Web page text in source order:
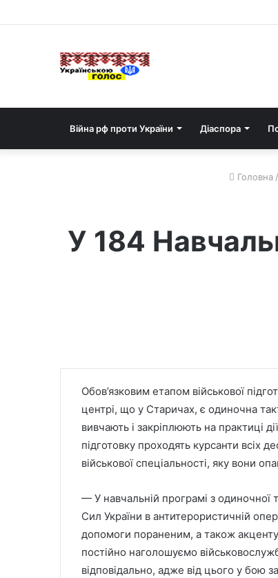
Війна рф проти України Діаспора
Головна /
У 184
Обов’язковим етапом військової
центрі, що у Старичах, є одиночна
вивчають і закріплюють на практиці
підготовку проходять курсанти всіх
військової спеціальності, яку вони
— У навчальній програмі з одиночної
Сил України в антитерористичній
допомоги пораненим, а також
постійно наголошуємо
відповідально, адже від цього у бою